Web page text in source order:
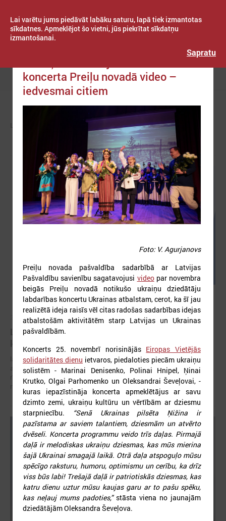
Lai varētu jums piedāvāt labāku saturu, lapā tiek izmantotas
sīkdatnes. Apmeklējot šo vietni, jūs piekrītat sīkdatņu
izmantošanai.
Sapratu
Izvēlne
EIROPĀ UN PASAULĒ
2026. gada 05. augusts
LPS aicina piedalīties seminārā “Stiprinot vietējās
kopienas krīzē" 11. augustā, Cēsīs
latvijas Pašvaldību savienība sadarbībā ar Cēsu novada pašvaldību
aicina piedalīties seminārā “Stiprinot vietējās kopienas krīzē: proaktīva
rīcība un pieredzes apmaiņa starp Ukrainas un ES pašvaldībām”, kas
notiks šī gada 11.augustā no plkst.10.00 līdz 15.30
koncerta Preiļu novadā video –
iedvesmai citiem
Foto: V. Agurjanovs
Preiļu novada pašvaldība sadarbībā ar Latvijas
Pašvaldību savienību sagatavojusi videopar novembra
beigās Preiļu novadā notikušo ukraiņu dziedātāju
labdarības koncertu Ukrainas atbalstam, cerot, ka šī jau
realizētā ideja raisīs vēl citas radošas sadarbības idejas
atbalstošām aktivitātēm starp Latvijas un Ukrainas
pašvaldībām.
Koncerts 25. novembrī norisinājās Eiropas Vietējās
solidaritātes dienu ietvaros, piedaloties piecām ukraiņu
solistēm - Marinai Denisenko, Polinai Hnipel, Ņinai
Krutko, Olgai Parhomenko un Oleksandrai Ševeļovai, -
kuras iepazīstināja koncerta apmeklētājus ar savu
dzimto zemi, ukraiņu kultūru un vērtībām ar dziesmu
starpniecību.
“Senā Ukrainas pilsēta Ņižina ir
pazīstama ar saviem talantiem, dziesmām un atvērto
dvēseli. Koncerta programmu veido trīs daļas. Pirmajā
daļā ir melodiskas ukraiņu dziesmas, kas mūs mierina
šajā Ukrainai smagajā laikā. Otrā daļa atspoguļo mūsu
spēcīgo raksturu, humoru, optimismu un cerību, ka drīz
viss būs labi! Trešajā daļā ir patriotiskās dziesmas, kas
katru dienu uztur mūsu kaujas garu ar to pašu spēku,
kas neļauj mums padoties,”stāsta viena no jaunajām
dziedātājām Oleksandra Ševeļova.